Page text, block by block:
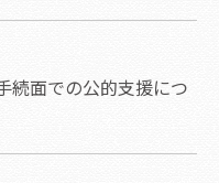
続面での公的支援につ